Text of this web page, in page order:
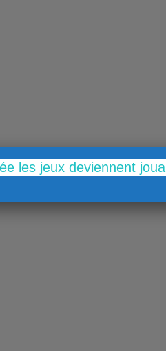
les jeux deviennent